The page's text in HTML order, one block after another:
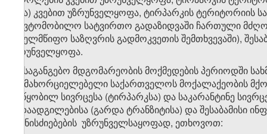
სხვა) კვებით უზრუნველყოფა, ტირპარკის ტერიტორიის
საავტომობილო სატვირთო გადაზიდვაში ჩართული
სახელმწიფო საზღვრის გადმოკვეთის შემთხვევაში),
უზრუნველყოფა.
. საგანგებო მდგომარეობის მოქმედების პერიოდში
განმახორციელებელი საქართველოს მოქალაქეობის
მოწყობილ სივრცესა (ტირპარკსა) და საკარანტინე
გადაადგილებისა (გარდა ტრანზიტისა) და შესაბამისი
ღონისძიებების უზრუნველსაყოფად, ეთხოვოთ: